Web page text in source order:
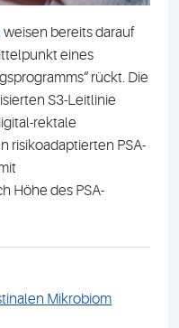
weisen bereits darauf
eines
rückt. Die
S3-Leitlinie
rektale
risikoadaptierten PSA-
Höhe des PSA-
Mikrobiom